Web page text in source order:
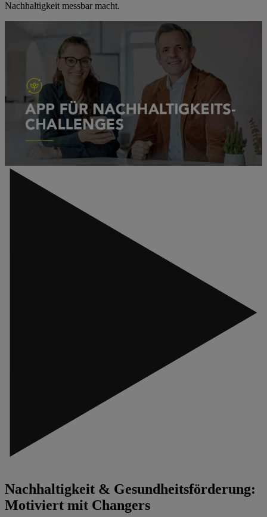
Nachhaltigkeit messbar macht.
Nachhaltigkeit & Gesundheitsförderung:
Motiviert mit Changers